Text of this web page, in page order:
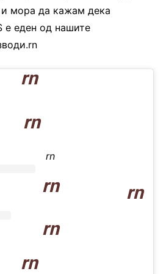
и мора да кажам дека
е еден од нашите
rn
rn
rn
rn
rn
rn
rn